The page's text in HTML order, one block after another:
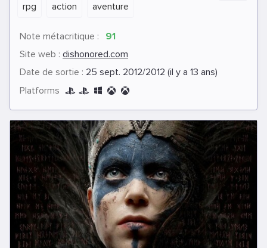
rpg action aventure
Note métacritique :
91
Site web : dishonored.com
Date de sortie : 25 sept. 2012/2012 (il y a 13 ans)
Platforms